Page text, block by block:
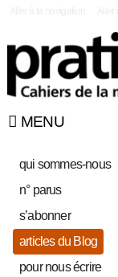
MENU
qui sommes-nous
n° parus
s’abonner
articles du Blog
pour nous écrire